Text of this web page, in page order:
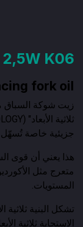
2,5W K06
fork oil
زيت شوكة السباق
جزيئية خاصة تُسهّل
هذا يعني أن قوى
متعرج مثل
المستويات.
تشكل البنية ثلاثية
الاستجابة ثلاثية